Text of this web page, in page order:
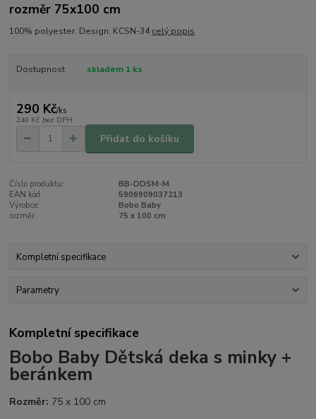
rozměr 75x100 cm
100% polyester. Design: KCSN-34 celý popis
Dostupnost skladem 1 ks
290 Kč/ks
240 Kč bez DPH
Přidat do košíku
Číslo produktu:
BB-DDSM-M
EAN kód:
5906909037213
Výrobce:
Bobo Baby
rozměr:
75 x 100 cm
Kompletní specifikace
Parametry
Kompletní specifikace
Bobo Baby Dětská deka s minky +
beránkem
Rozměr: 75 x 100 cm